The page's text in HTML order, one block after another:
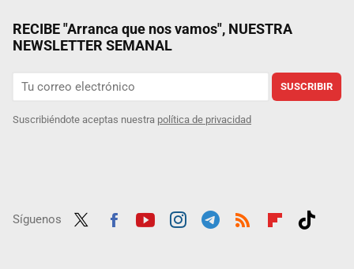
RECIBE "Arranca que nos vamos", NUESTRA
NEWSLETTER SEMANAL
SUSCRIBIR
Suscribiéndote aceptas nuestra política de privacidad
Síguenos